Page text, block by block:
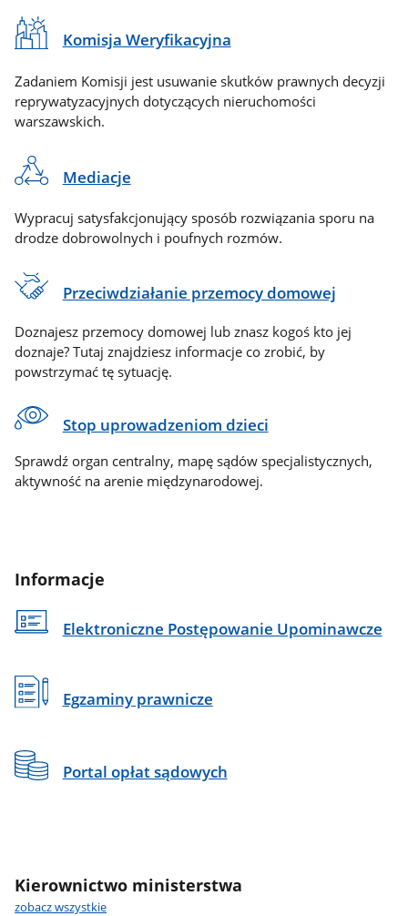
Komisja Weryfikacyjna
Zadaniem Komisji jest usuwanie skutków prawnych decyzji
reprywatyzacyjnych dotyczących nieruchomości
warszawskich.
Mediacje
Wypracuj satysfakcjonujący sposób rozwiązania sporu na
drodze dobrowolnych i poufnych rozmów.
Przeciwdziałanie przemocy domowej
Doznajesz przemocy domowej lub znasz kogoś kto jej
doznaje? Tutaj znajdziesz informacje co zrobić, by
powstrzymać tę sytuację.
Stop uprowadzeniom dzieci
Sprawdź organ centralny, mapę sądów specjalistycznych,
aktywność na arenie międzynarodowej.
Informacje
Elektroniczne Postępowanie Upominawcze
Egzaminy prawnicze
Portal opłat sądowych
Kierownictwo ministerstwa
zobacz wszystkie